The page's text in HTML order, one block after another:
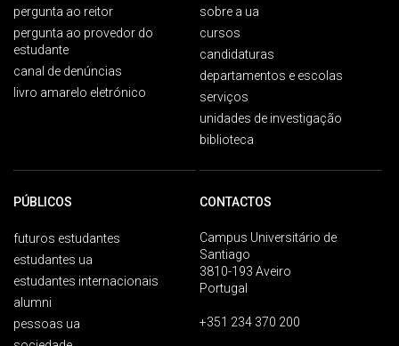
pergunta ao reitor
pergunta ao provedor do
estudante
canal de denúncias
livro amarelo eletrónico
sobre a ua
cursos
candidaturas
departamentos e escolas
serviços
unidades de investigação
biblioteca
PÚBLICOS
futuros estudantes
estudantes ua
estudantes internacionais
alumni
pessoas ua
CONTACTOS
Campus Universitário de
Santiago
3810-193 Aveiro
Portugal
+351 234 370 200